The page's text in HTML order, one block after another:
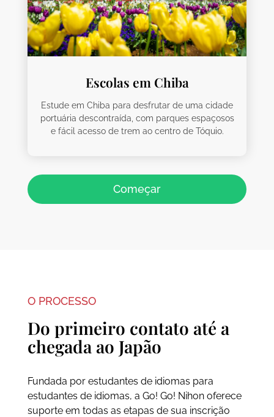
Escolas em Chiba
Estude em Chiba para desfrutar de uma cidade
portuária descontraída, com parques espaçosos
e fácil acesso de trem ao centro de Tóquio.
Começar
O PROCESSO
Do primeiro contato até a
chegada ao Japão
Fundada por estudantes de idiomas para
estudantes de idiomas, a Go! Go! Nihon oferece
suporte em todas as etapas de sua inscrição